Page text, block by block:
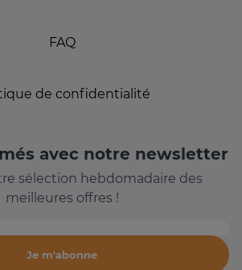
FAQ
de confidentialité
avec notre newsletter
sélection hebdomadaire des
meilleures offres !
Je m'abonne